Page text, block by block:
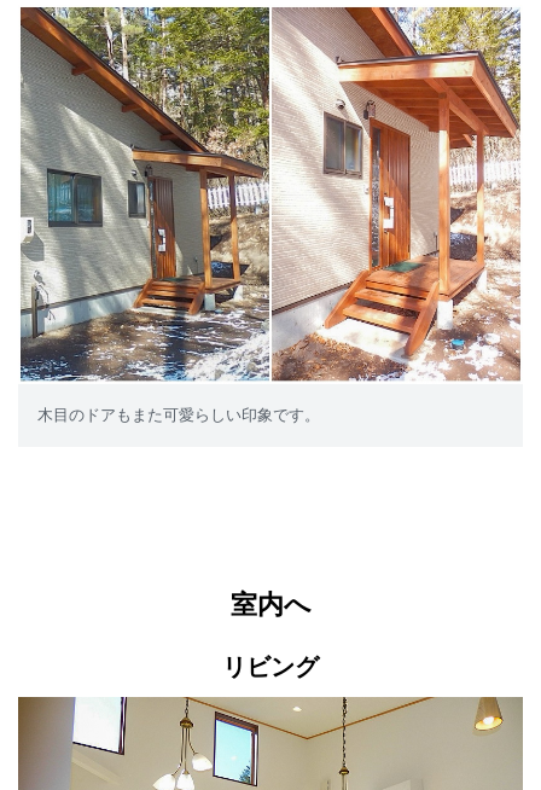
木目のドアもまた可愛らしい印象です。
室内へ
リビング